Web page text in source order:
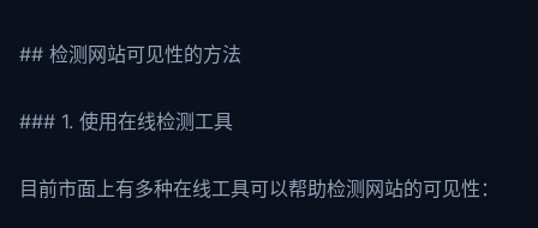
## 检测网站可见性的方法
### 1. 使用在线检测工具
目前市面上有多种在线工具可以帮助检测网站的可见性：